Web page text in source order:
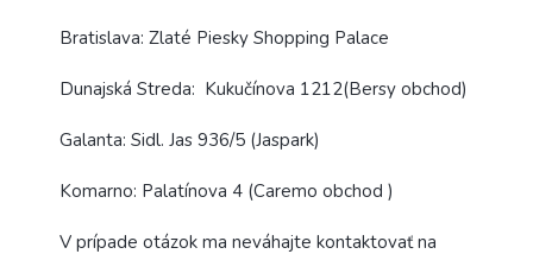
Bratislava: Zlaté Piesky Shopping Palace
Dunajská Streda: Kukučínova 1212(Bersy obchod)
Galanta: Sidl. Jas 936/5 (Jaspark)
Komarno: Palatínova 4 (Caremo obchod )
V prípade otázok ma neváhajte kontaktovať na